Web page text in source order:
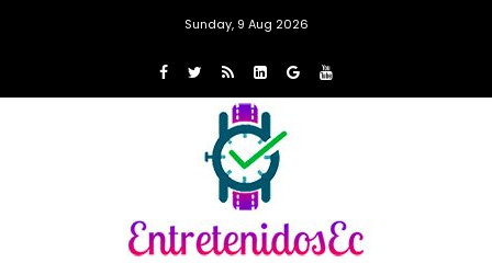
Sunday, 9 Aug 2026